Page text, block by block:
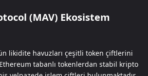
(MAV) Ekosistem
likidite havuzları çeşitli token çiftlerini
tabanlı tokenlerdan stabil kripto